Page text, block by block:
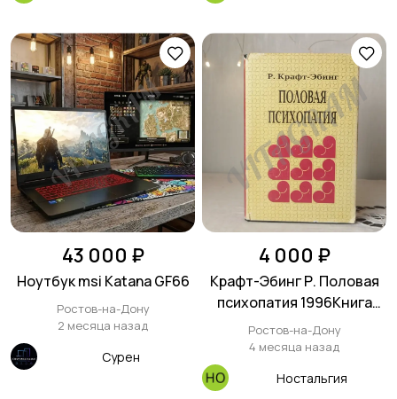
43 000 ₽
Ноутбук msi Katana GF66
Ростов-на-Дону
2 месяца назад
Сурен
4 000 ₽
Крафт-Эбинг Р. Половая
психопатия 1996Книга
внутри в идеальном
состоянии.Потрёпана
суперобложка, есть
небольшой загиб твёрдой
Ростов-на-Дону
4 месяца назад
Ностальгия